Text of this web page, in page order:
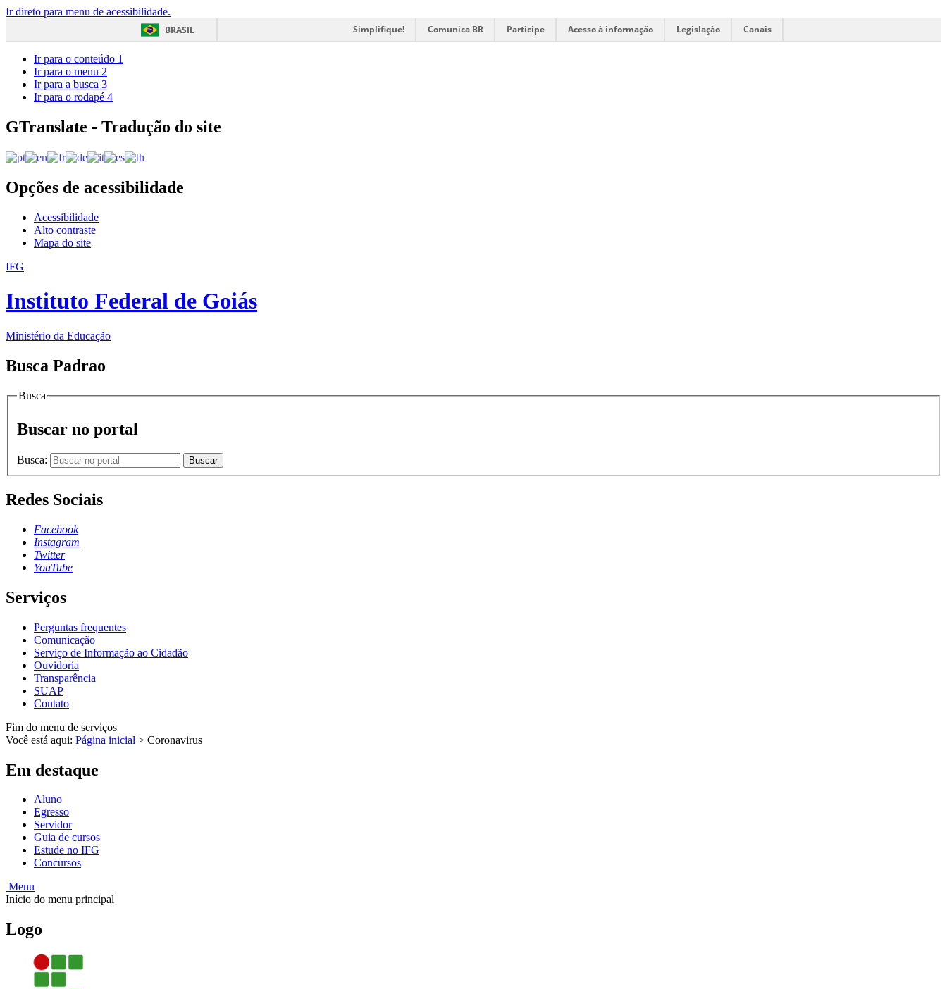
Ir direto para menu de acessibilidade.
BRASIL
Simplifique! Comunica BR Participe Acesso à informação Legislação Canais
Ir para o conteúdo 1
Ir para o menu 2
Ir para a busca 3
Ir para o rodapé 4
GTranslate - Tradução do site
Opções de acessibilidade
Acessibilidade
Alto contraste
Mapa do site
IFG
Instituto Federal de Goiás
Ministério da Educação
Busca Padrao
Busca
Buscar no portal
Busca: Buscar
Redes Sociais
Facebook
Instagram
Twitter
YouTube
Serviços
Perguntas frequentes
Comunicação
Serviço de Informação ao Cidadão
Ouvidoria
Transparência
SUAP
Contato
Fim do menu de serviços
Você está aqui: Página inicial > Coronavirus
Em destaque
Aluno
Egresso
Servidor
Guia de cursos
Estude no IFG
Concursos
Menu
Início do menu principal
Logo